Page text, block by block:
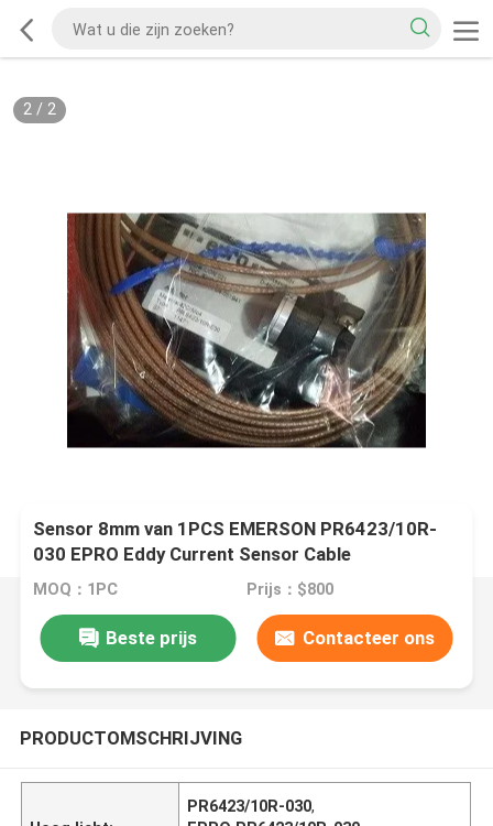
2/ 2
Sensor 8mm van 1PCS EMERSON PR6423/10R-
030 EPRO Eddy Current Sensor Cable
MOQ：1PC Prijs：$800
Beste prijs Contacteer ons
PRODUCTOMSCHRIJVING
PR6423/10R-030,